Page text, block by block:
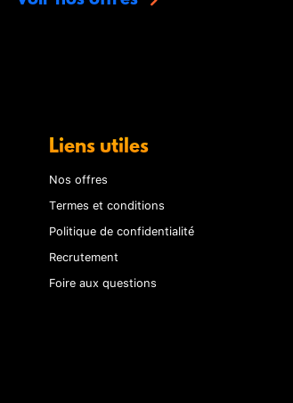
Liens utiles
Nos offres
Termes et conditions
Politique de confidentialité
Recrutement
Foire aux questions